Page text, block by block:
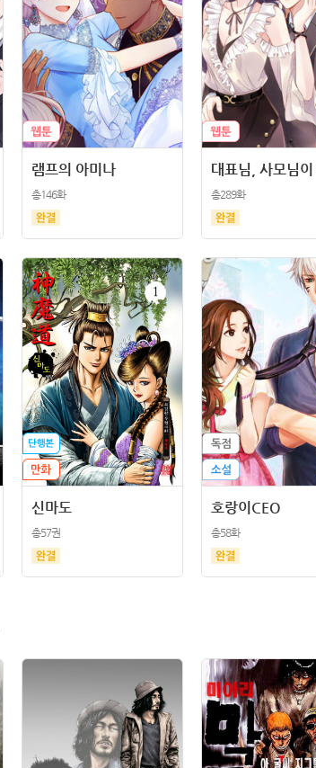
램프의 아미나
총146화 총289화
신마도
총57권
호랑이CEO
총58화